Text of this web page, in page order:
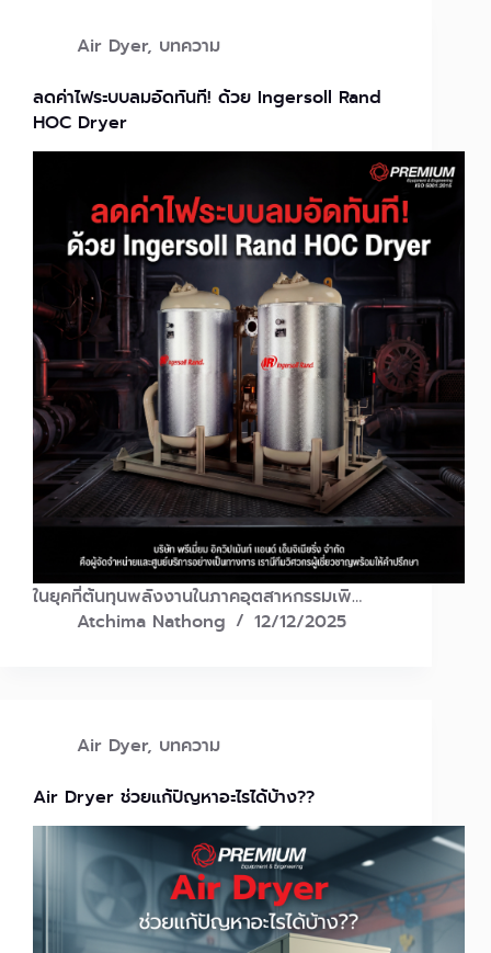
Air Dyer, บทความ
ลดค่าไฟระบบลมอัดทันที! ด้วย Ingersoll Rand
HOC Dryer
ในยุคที่ต้นทุนพลังงานในภาคอุตสาหกรรมเพิ…
Atchima Nathong
12/12/2025
Air Dyer, บทความ
Air Dryer ช่วยแก้ปัญหาอะไรได้บ้าง??